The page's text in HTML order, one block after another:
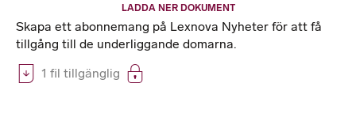
LADDA NER DOKUMENT
Skapa ett abonnemang på Lexnova Nyheter för att få
tillgång till de underliggande domarna.
1 fil tillgänglig